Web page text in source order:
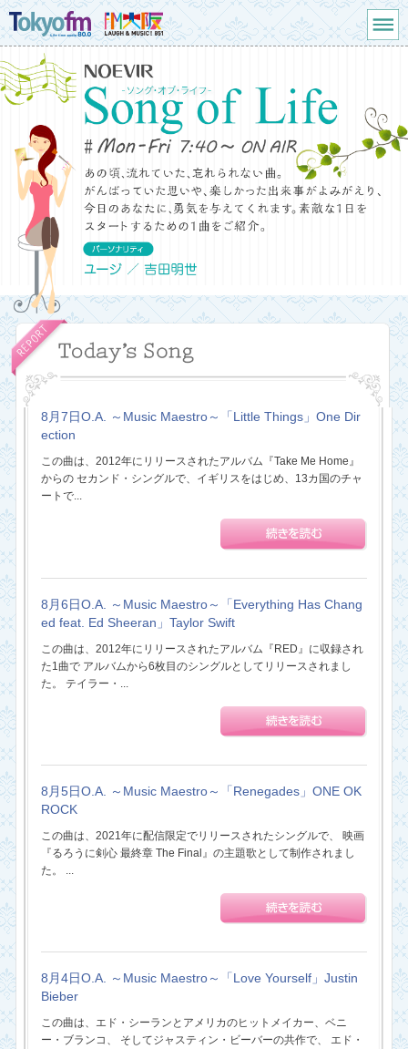
8月7日O.A. ～Music Maestro～「Little Things」One Dir
ection
この曲は、2012年にリリースされたアルバム『Take Me Home』
からの セカンド・シングルで、イギリスをはじめ、13カ国のチャ
ートで...
8月6日O.A. ～Music Maestro～「Everything Has Chang
ed feat. Ed Sheeran」Taylor Swift
この曲は、2012年にリリースされたアルバム『RED』に収録され
た1曲で アルバムから6枚目のシングルとしてリリースされまし
た。 テイラー・...
8月5日O.A. ～Music Maestro～「Renegades」ONE OK
ROCK
この曲は、2021年に配信限定でリリースされたシングルで、 映画
『るろうに剣心 最終章 The Final』の主題歌として制作されまし
た。 ...
8月4日O.A. ～Music Maestro～「Love Yourself」Justin
Bieber
この曲は、エド・シーランとアメリカのヒットメイカー、ベニ
ー・ブランコ、 そしてジャスティン・ビーバーの共作で、 エド・